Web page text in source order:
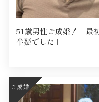
51歳男性ご成婚！「最
半疑でした」
ご成婚